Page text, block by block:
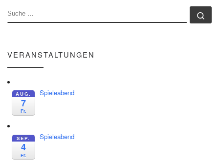
SUCHE
VERANSTALTUNGEN
AUG.
7
Fr.
Spieleabend
SEP.
4
Fr.
Spieleabend